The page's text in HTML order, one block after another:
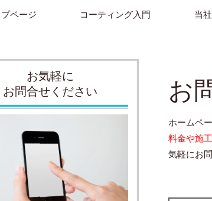
プページ コーティング入門 当
お
ホームペ
料金や施
気軽にお
お気軽に
お問合せください